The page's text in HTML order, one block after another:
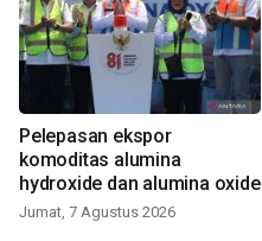
Pelepasan ekspor
komoditas alumina
hydroxide dan alumina oxide
Jumat, 7 Agustus 2026